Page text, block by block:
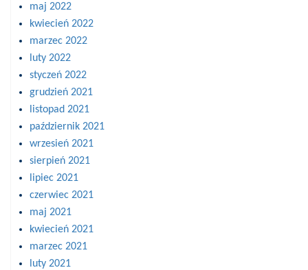
maj 2022
kwiecień 2022
marzec 2022
luty 2022
styczeń 2022
grudzień 2021
listopad 2021
październik 2021
wrzesień 2021
sierpień 2021
lipiec 2021
czerwiec 2021
maj 2021
kwiecień 2021
marzec 2021
luty 2021